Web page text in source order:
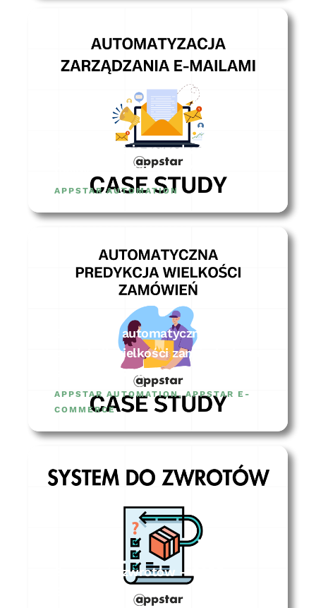
Automatyzacja zarządzania
mailami – CASE STUDY
APPSTAR AUTOMATION
System do automatycznej
predykcji wielkości zamówienia na
sklep – CASE STUDY
APPSTAR AUTOMATION,APPSTAR E-
COMMERCE
System do zwrotów – CASE